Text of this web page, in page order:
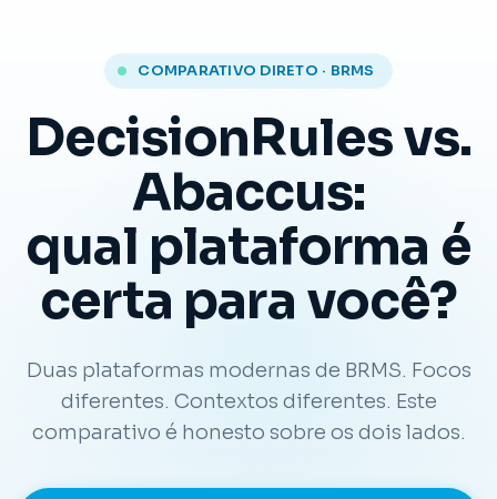
COMPARATIVO DIRETO · BRMS
DecisionRules vs.
Abaccus:
qual plataforma é
certa para você?
Duas plataformas modernas de BRMS. Focos
diferentes. Contextos diferentes. Este
comparativo é honesto sobre os dois lados.